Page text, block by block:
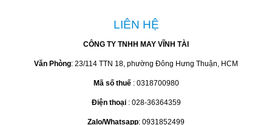
LIÊN HỆ
CÔNG TY TNHH MAY VĨNH TÀI
Văn Phòng: 23/114 TTN 18, phường Đông Hưng Thuận, HCM
Mã số thuế : 0318700980
Điện thoại : 028-36364359
Zalo/Whatsapp: 0931852499